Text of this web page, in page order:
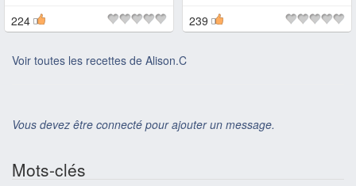
224
239
Voir toutes les recettes de Alison.C
Vous devez être connecté pour ajouter un message.
Mots-clés